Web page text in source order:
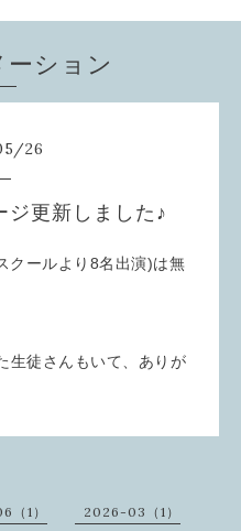
ション
/26
ジ更新しました♪
クールより8名出演)は無
生徒さんもいて、ありが
1） 2026-03（1）